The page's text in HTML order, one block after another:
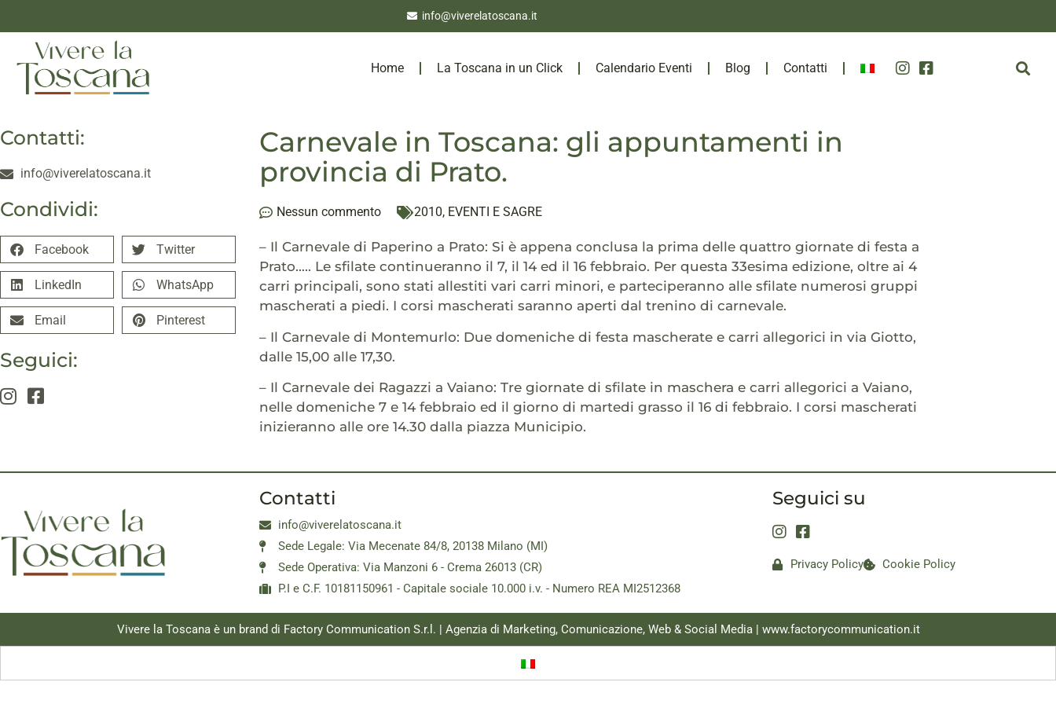
info@viverelatoscana.it
Home La Toscana in un Click Calendario Eventi Blog Contatti
Contatti:
info@viverelatoscana.it
Condividi:
Facebook Twitter
LinkedIn WhatsApp
Email Pinterest
Seguici:
Carnevale in Toscana: gli appuntamenti in
provincia di Prato.
Nessun commento 2010, EVENTI E SAGRE
– Il Carnevale di Paperino a Prato: Si è appena conclusa la prima delle quattro giornate di festa a
Prato….. Le sfilate continueranno il 7, il 14 ed il 16 febbraio. Per questa 33esima edizione, oltre ai 4
carri principali, sono stati allestiti vari carri minori, e parteciperanno alle sfilate numerosi gruppi
mascherati a piedi. I corsi mascherati saranno aperti dal trenino di carnevale.
– Il Carnevale di Montemurlo: Due domeniche di festa mascherate e carri allegorici in via Giotto,
dalle 15,00 alle 17,30.
– Il Carnevale dei Ragazzi a Vaiano: Tre giornate di sfilate in maschera e carri allegorici a Vaiano,
nelle domeniche 7 e 14 febbraio ed il giorno di martedi grasso il 16 di febbraio. I corsi mascherati
inizieranno alle ore 14.30 dalla piazza Municipio.
Contatti
info@viverelatoscana.it
Sede Legale: Via Mecenate 84/8, 20138 Milano (MI)
Sede Operativa: Via Manzoni 6 - Crema 26013 (CR)
P.I e C.F. 10181150961 - Capitale sociale 10.000 i.v. - Numero REA MI2512368
Seguici su
Privacy Policy Cookie Policy
Vivere la Toscana è un brand di Factory Communication S.r.l. | Agenzia di Marketing, Comunicazione, Web & Social Media | www.factorycommunication.it